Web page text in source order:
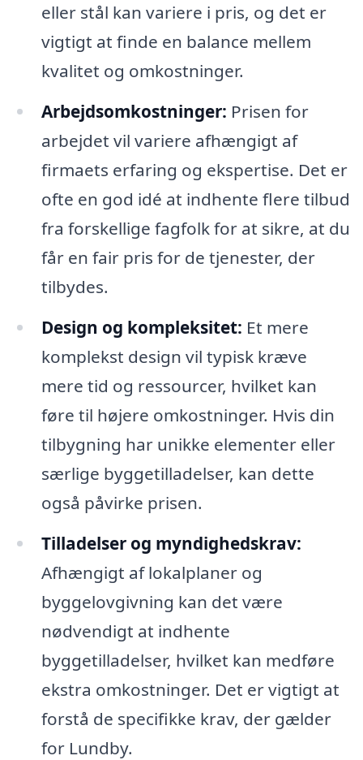
eller stål kan variere i pris, og det er
vigtigt at finde en balance mellem
kvalitet og omkostninger.
Arbejdsomkostninger: Prisen for
arbejdet vil variere afhængigt af
firmaets erfaring og ekspertise. Det er
ofte en god idé at indhente flere tilbud
fra forskellige fagfolk for at sikre, at du
får en fair pris for de tjenester, der
tilbydes.
Design og kompleksitet: Et mere
komplekst design vil typisk kræve
mere tid og ressourcer, hvilket kan
føre til højere omkostninger. Hvis din
tilbygning har unikke elementer eller
særlige byggetilladelser, kan dette
også påvirke prisen.
Tilladelser og myndighedskrav:
Afhængigt af lokalplaner og
byggelovgivning kan det være
nødvendigt at indhente
byggetilladelser, hvilket kan medføre
ekstra omkostninger. Det er vigtigt at
forstå de specifikke krav, der gælder
for Lundby.